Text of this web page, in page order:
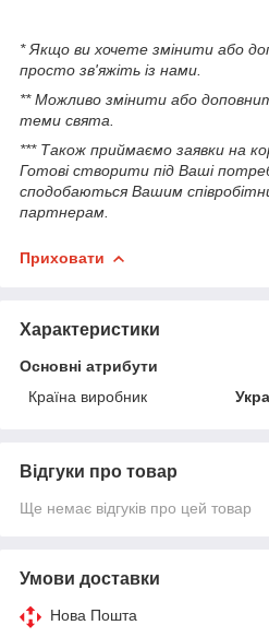
* Якщо ви хочете змінити або
просто зв'яжіть із нами.
** Можливо змінити або
теми свята.
*** Також приймаємо заявки на
Готові створити під Ваші
сподобаються Вашим
партнерам.
Приховати
Характеристики
Основні атрибути
Країна виробник
Відгуки про товар
Ще немає відгуків про цей товар
Умови доставки
Нова Пошта